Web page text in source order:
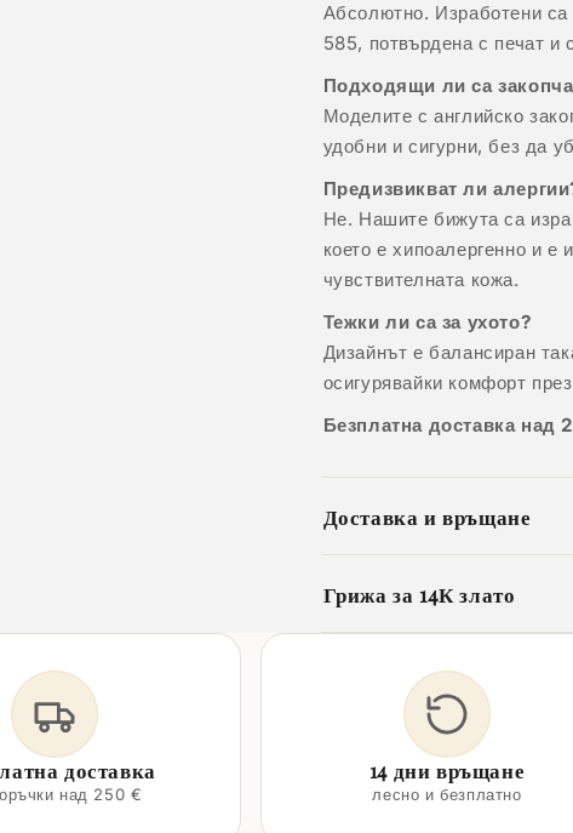
Абсолютно. Изработени
585, потвърдена с печат и
Подходящи ли са
Моделите с английско
удобни и сигурни, без да
Предизвикват ли
Не. Нашите бижута са
което е хипоалергенно и
чувствителната кожа.
Тежки ли са за ухото?
Дизайнът е балансиран
осигурявайки комфорт
Безплатна доставка над
Доставка и връщане
Грижа за 14К злато
доставка
над 250 €
14 дни връщане
лесно и безплатно